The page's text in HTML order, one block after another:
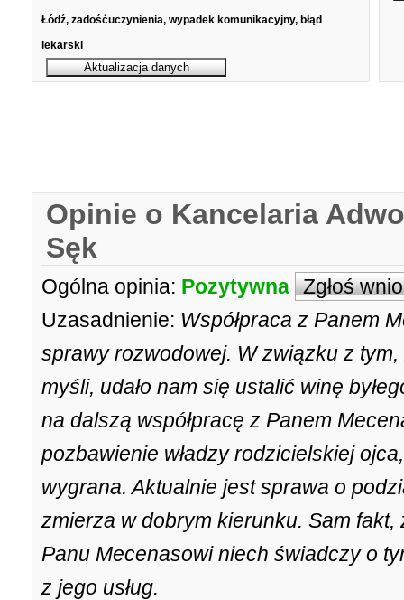
Łódź, zadośćuczynienia, wypadek komunikacyjny, błąd
lekarski
Opinie o Kancelaria
Sęk
Ogólna opinia: Pozytywna Zgłoś
Uzasadnienie: Współpraca z Panem
sprawy rozwodowej. W związku z
myśli, udało nam się ustalić winę
na dalszą współpracę z Panem
pozbawienie władzy rodzicielskiej
wygrana. Aktualnie jest sprawa o
zmierza w dobrym kierunku. Sam fakt,
Panu Mecenasowi niech świadczy o
z jego usług.